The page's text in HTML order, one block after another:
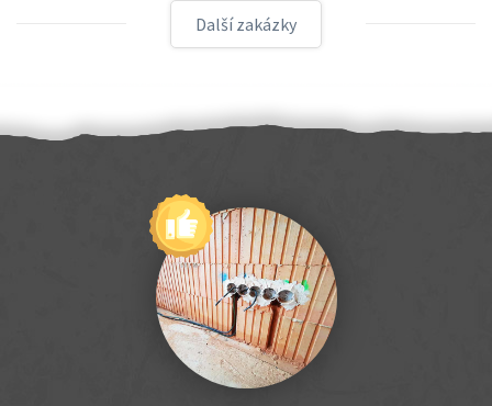
Další zakázky